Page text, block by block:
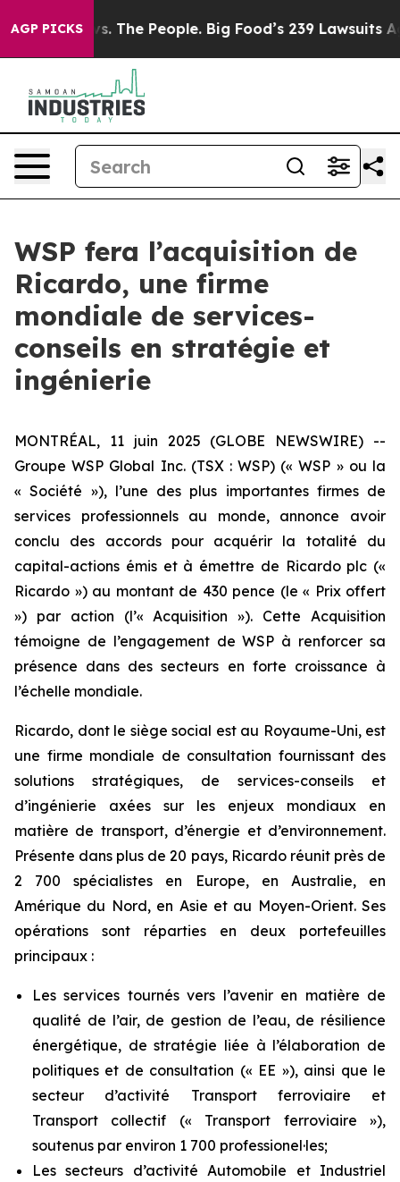
AGP PICKS
The People. Big Food’s 239 Lawsuits Against Life-
WSP fera l’acquisition de
Ricardo, une firme
mondiale de services-
conseils en stratégie et
ingénierie
MONTRÉAL, 11 juin 2025 (GLOBE NEWSWIRE) --
Groupe WSP Global Inc. (TSX : WSP) (« WSP » ou la
« Société »), l’une des plus importantes firmes de
services professionnels au monde, annonce avoir
conclu des accords pour acquérir la totalité du
capital-actions émis et à émettre de Ricardo plc («
Ricardo ») au montant de 430 pence (le « Prix offert
») par action (l’« Acquisition »). Cette Acquisition
témoigne de l’engagement de WSP à renforcer sa
présence dans des secteurs en forte croissance à
l’échelle mondiale.
Ricardo, dont le siège social est au Royaume-Uni, est
une firme mondiale de consultation fournissant des
solutions stratégiques, de services-conseils et
d’ingénierie axées sur les enjeux mondiaux en
matière de transport, d’énergie et d’environnement.
Présente dans plus de 20 pays, Ricardo réunit près de
2 700 spécialistes en Europe, en Australie, en
Amérique du Nord, en Asie et au Moyen-Orient. Ses
opérations sont réparties en deux portefeuilles
principaux :
Les services tournés vers l’avenir en matière de
qualité de l’air, de gestion de l’eau, de résilience
énergétique, de stratégie liée à l’élaboration de
politiques et de consultation (« EE »), ainsi que le
secteur d’activité Transport ferroviaire et
Transport collectif (« Transport ferroviaire »),
soutenus par environ 1 700 professionel·les;
Les secteurs d’activité Automobile et Industriel